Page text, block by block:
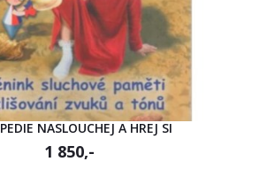
NASLOUCHEJ A HREJ SI
1 850,-